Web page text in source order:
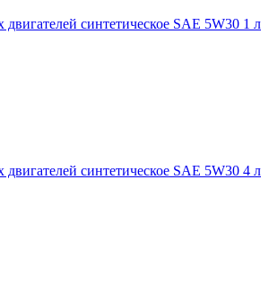
синтетическое SAE 5W30 1 л
синтетическое SAE 5W30 4 л